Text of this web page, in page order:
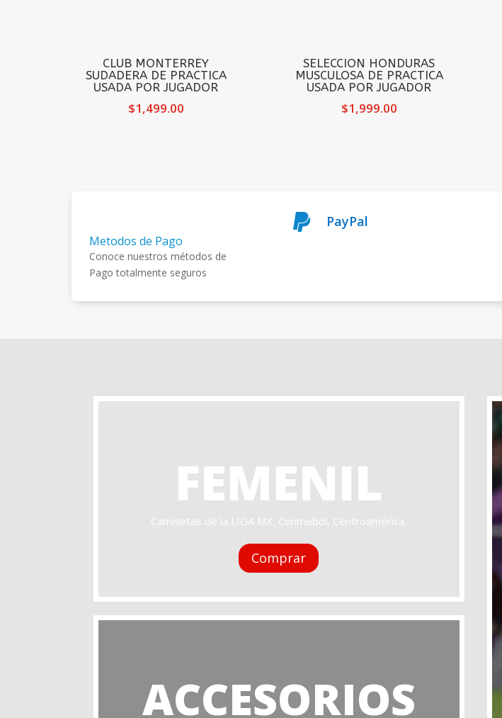
CLUB MONTERREY
SUDADERA DE PRACTICA
USADA POR JUGADOR
$1,499.00
SELECCION HONDURAS
MUSCULOSA DE PRACTICA
USADA POR JUGADOR
$1,999.00
Metodos de Pago
Conoce nuestros métodos de
Pago totalmente seguros
 PayPal
FEMENIL
Camisetas de la LIGA MX, Conmebol, Centroamérica.
Comprar
ACCESORIOS